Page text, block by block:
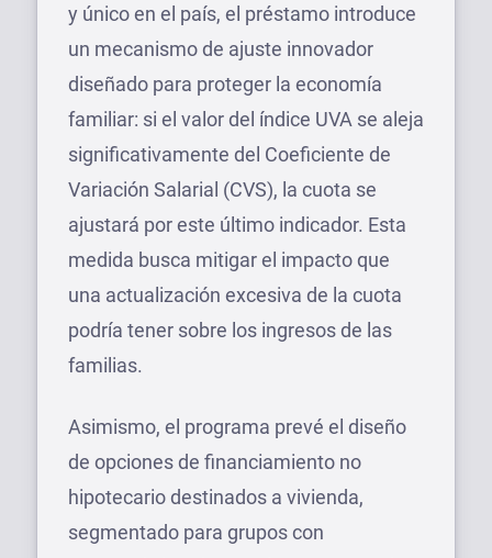
y único en el país, el préstamo introduce
un mecanismo de ajuste innovador
diseñado para proteger la economía
familiar: si el valor del índice UVA se aleja
significativamente del Coeficiente de
Variación Salarial (CVS), la cuota se
ajustará por este último indicador. Esta
medida busca mitigar el impacto que
una actualización excesiva de la cuota
podría tener sobre los ingresos de las
familias.
Asimismo, el programa prevé el diseño
de opciones de financiamiento no
hipotecario destinados a vivienda,
segmentado para grupos con